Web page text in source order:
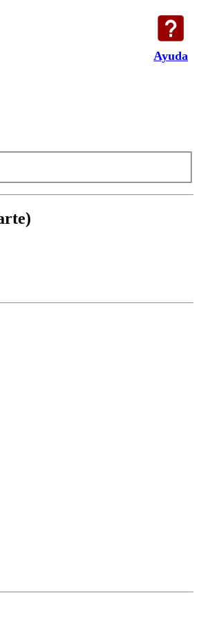
Ayuda